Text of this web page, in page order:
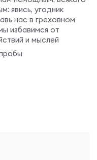
явись, угодник
нас в греховном
избавимся от
и мыслей